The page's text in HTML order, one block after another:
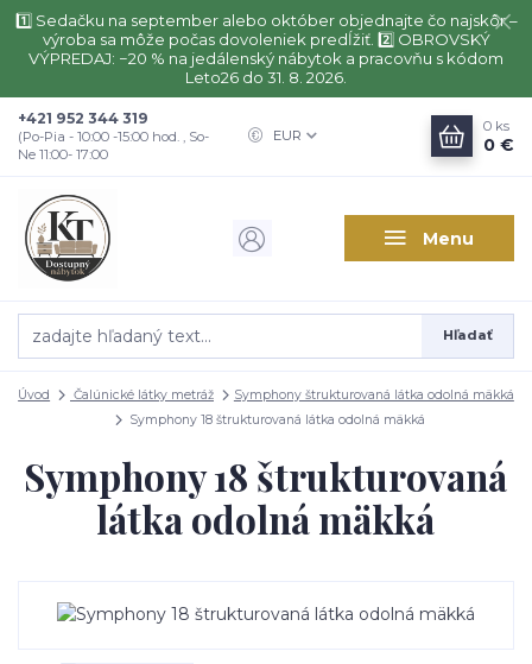
1️⃣ Sedačku na september alebo október objednajte čo najskôr –
výroba sa môže počas dovoleniek predĺžiť. 2️⃣ OBROVSKÝ
VÝPREDAJ: −20 % na jedálenský nábytok a pracovňu s kódom
Leto26 do 31. 8. 2026.
Menu
EUR
Hľadať
+421 952 344 319
(Po-Pia - 10:00 -15:00 hod. , So-
Ne 11:00- 17:00
0 ks
0 €
Úvod Čalúnické látky metráž
Symphony štrukturovaná látka odolná mäkká
Symphony 18 štrukturovaná látka odolná mäkká
Symphony 18 štrukturovaná
látka odolná mäkká